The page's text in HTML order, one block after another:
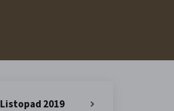
Listopad 2019
»